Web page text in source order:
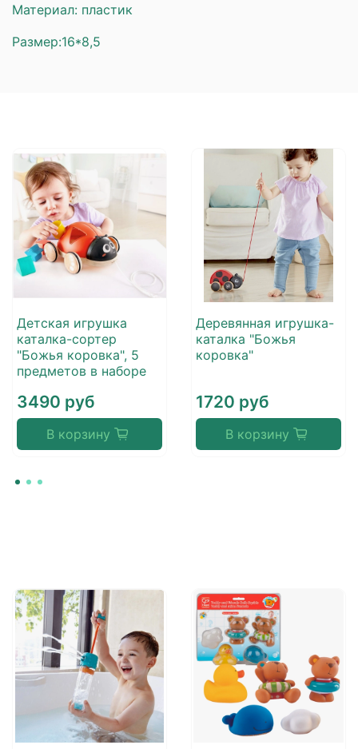
Материал: пластик
Размер:16*8,5
Детская игрушка
каталка-сортер
"Божья коровка", 5
предметов в наборе
3490 руб
В корзину
Деревянная игрушка-
каталка "Божья
коровка"
1720 руб
В корзину